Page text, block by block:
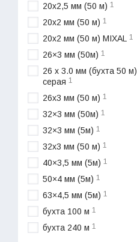
20х2,5 мм (50 м) 1
20х2 мм (50 м) 1
20х2 мм (50 м) MIXAL 1
26×3 мм (50м) 1
26 х 3.0 мм (бухта 50 м)
серая 1
26х3 мм (50 м) 1
32×3 мм (50м) 1
32×3 мм (5м) 1
32х3 мм (50 м) 1
40×3,5 мм (5м) 1
50×4 мм (5м) 1
63×4,5 мм (5м) 1
бухта 100 м 1
бухта 240 м 1